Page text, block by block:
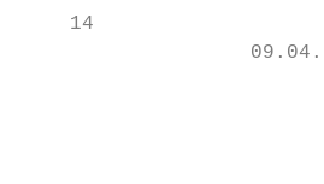
    14